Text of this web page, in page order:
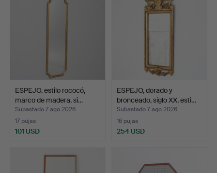
ESPEJO, estilo rococó,
marco de madera, si…
Subastado 7 ago 2026
17 pujas
101 USD
ESPEJO, dorado y
bronceado, siglo XX, esti…
Subastado 7 ago 2026
16 pujas
254 USD